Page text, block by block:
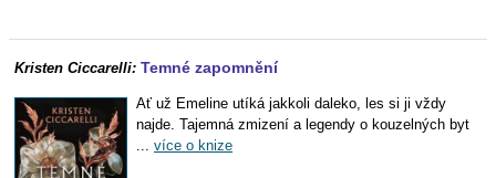
Kristen Ciccarelli: Temné zapomnění
Ať už Emeline utíká jakkoli daleko, les si ji vždy
najde. Tajemná zmizení a legendy o kouzelných byt
... více o knize